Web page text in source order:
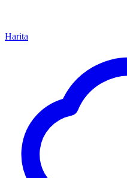
Harita